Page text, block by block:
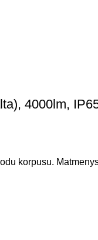
4000lm,
korpusu.